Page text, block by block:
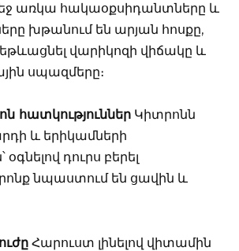
առկա հակաօքսիդանտները և
խթանում են արյան հոսքը,
վարիկոզի վիճակը և
սպազմերը։
հատկություններ Կիտրոնն
և երիկամների
դուրս բերել
նպաստում են ցավին և
Հարուստ լինելով վիտամին